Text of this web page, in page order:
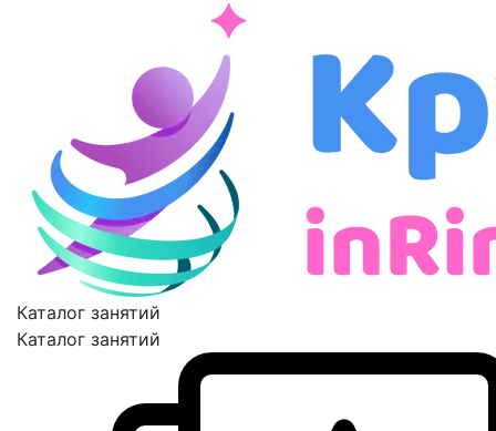
Каталог занятий
Каталог занятий